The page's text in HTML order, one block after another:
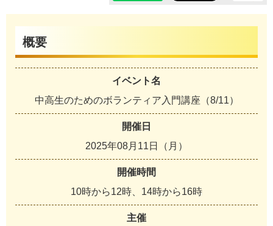
概要
イベント名
中高生のためのボランティア入門講座（8/11）
開催日
2025年08月11日（月）
開催時間
10時から12時、14時から16時
主催